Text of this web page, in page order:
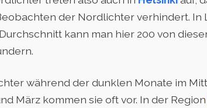
der Nordlichter verhindert. In
kann man hier 200 von
während der dunklen Monate im
März kommen sie oft vor. In der Region